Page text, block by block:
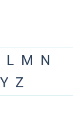
L M N
Y Z